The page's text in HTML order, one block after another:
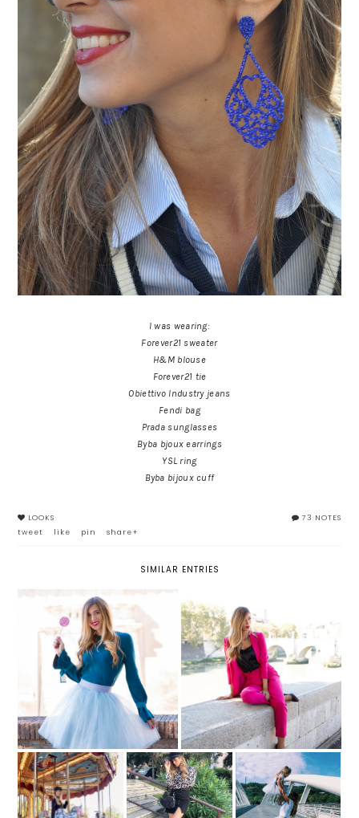
I was wearing:
Forever21 sweater
H&M blouse
Forever21 tie
Obiettivo Industry jeans
Fendi bag
Prada sunglasses
Byba bjoux earrings
YSL ring
Byba bijoux cuff
73 NOTES
LOOKS
tweet
like pin share+
SIMILAR ENTRIES
FIOCCHI E TULLE PER UN LOOK
ULTRA FEMMINILE
POWER SUIT: IL TAILLEUR DA
DONNA A TUTTO COLORE
LA GIOSTRA
STAMPE
ANIMALIER: TUTTE
LE REGOLE PER IL
TUTU CHE
PASSIONE: GONNE
IN TULLE PER